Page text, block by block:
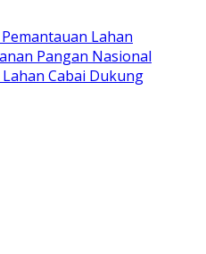
Lahan
Pangan Nasional
Cabai Dukung